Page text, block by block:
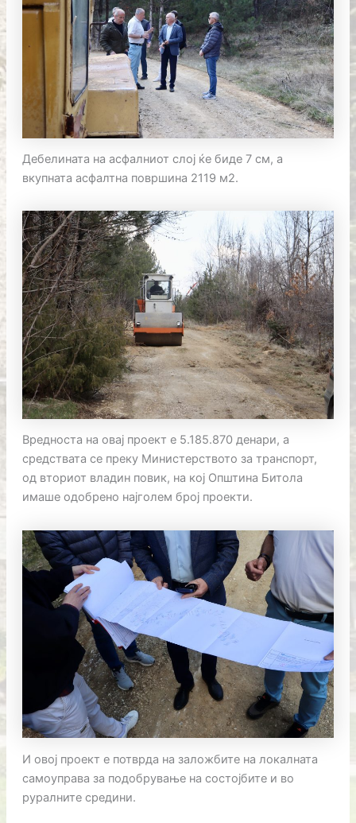
Дебелината на асфалниот слој ќе биде 7 см, а
вкупната асфалтна површина 2119 м2.
Вредноста на овај проект е 5.185.870 денари, а
средствата се преку Министерството за транспорт,
од вториот владин повик, на кој Општина Битола
имаше одобрено најголем број проекти.
И овој проект е потврда на заложбите на локалната
самоуправа за подобрување на состојбите и во
руралните средини.